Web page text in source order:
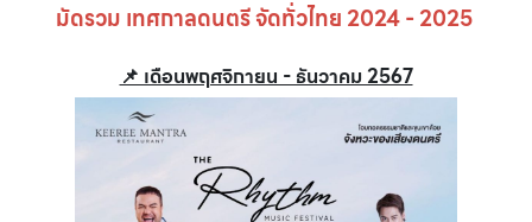
มัดรวม เทศกาลดนตรี จัดทั่วไทย 2024 - 2025
📌 เดือนพฤศจิกายน - ธันวาคม 2567